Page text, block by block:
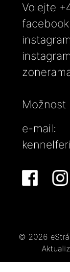
Volejte
Možnost
e-mail:
© 2026